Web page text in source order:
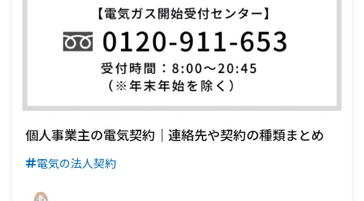
個人事業主の電気契約｜連絡先や契約の種類まとめ
電気の法人契約